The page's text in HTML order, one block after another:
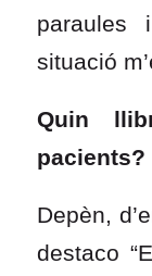
situació
Quin
pacients?
Depèn,
destaco